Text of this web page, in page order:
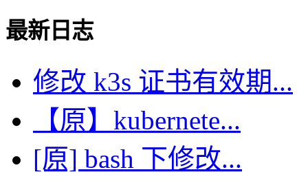
最新日志
修改 k3s 证书有效期...
【原】kubernete...
[原] bash 下修改...